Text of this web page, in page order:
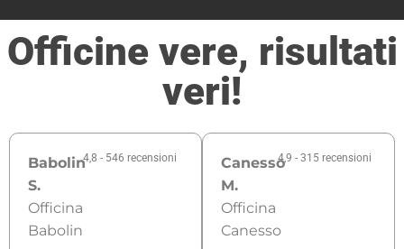
Officine vere, risultati
veri!
Babolin
S.
Officina
Babolin
4,8 - 546 recensioni
Canesso
M.
Officina
Canesso
4,9 - 315 recensioni